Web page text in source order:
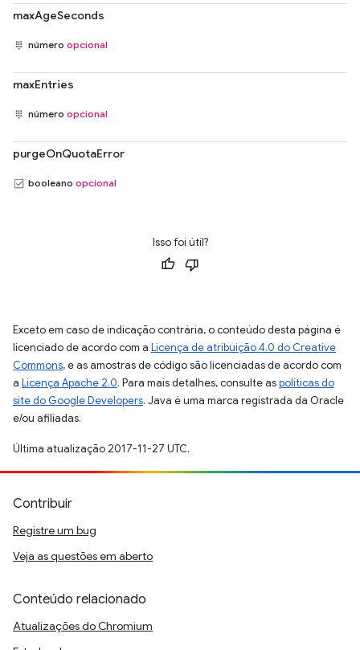
maxAgeSeconds
número opcional
maxEntries
número opcional
purgeOnQuotaError
booleano opcional
Isso foi útil?
Exceto em caso de indicação contrária, o conteúdo desta página é
licenciado de acordo com a Licença de atribuição 4.0 do Creative
Commons, e as amostras de código são licenciadas de acordo com
a Licença Apache 2.0. Para mais detalhes, consulte aspolíticas do
site do Google Developers. Java é uma marca registrada da Oracle
e/ou afiliadas.
Última atualização 2017-11-27 UTC.
Contribuir
Registre um bug
Veja as questões em aberto
Conteúdo relacionado
Atualizações do Chromium